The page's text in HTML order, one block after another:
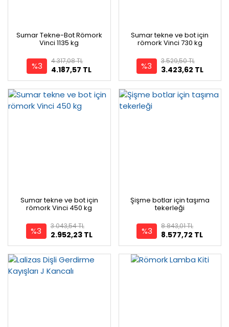
Sumar Tekne-Bot Römork
Vinci 1135 kg
%3 4.187,57 TL
4.317,08 TL
Sumar tekne ve bot için
römork Vinci 730 kg
%3 3.423,62 TL
3.529,50 TL
Sumar tekne ve bot için
römork Vinci 450 kg
%3 2.952,23 TL
3.043,54 TL
Şişme botlar için taşıma
tekerleği
%3 8.577,72 TL
8.843,01 TL